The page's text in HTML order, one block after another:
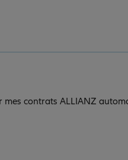
contrats ALLIANZ